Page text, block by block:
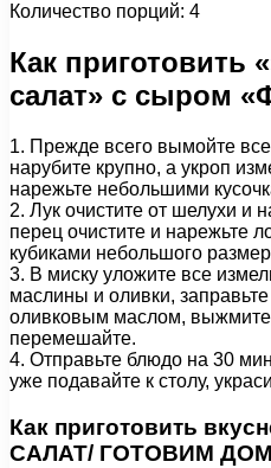
Количество порций: 4
Как приготовить
салат» с сыром
1. Прежде всего вымойте
нарубите крупно, а укроп
нарежьте небольшими
2. Лук очистите от шелухи и
перец очистите и нарежьте
кубиками небольшого
3. В миску уложите все
маслины и оливки,
оливковым маслом, выжмите
перемешайте.
4. Отправьте блюдо на 30
уже подавайте к столу,
Как приготовить
САЛАТ/ ГОТОВИМ